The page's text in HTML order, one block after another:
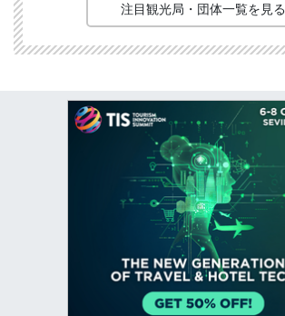
注目観光局・団体一覧を見る